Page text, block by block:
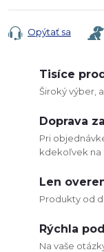
Opýtať sa
Tisíce
Široký výber,
Doprava
Pri
kdekoľvek na
Len
Produkty od
Rýchla
Na vaše